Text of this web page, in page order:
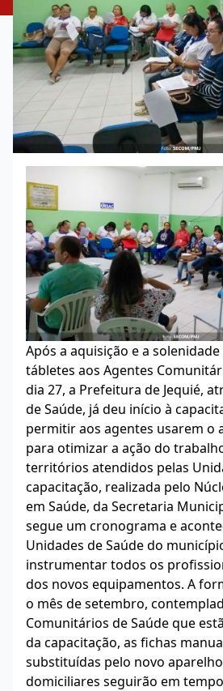
Após a aquisição e a
tábletes aos Agentes
dia 27, a Prefeitura de Jequié,
de Saúde, já deu início à
permitir aos agentes usarem o
para otimizar a ação do
territórios atendidos pelas
capacitação, realizada pelo
em Saúde, da Secretaria
segue um cronograma e
Unidades de Saúde do
instrumentar todos os
dos novos equipamentos. A
o mês de setembro,
Comunitários de Saúde que
da capacitação, as fichas
substituídas pelo novo
domiciliares seguirão em